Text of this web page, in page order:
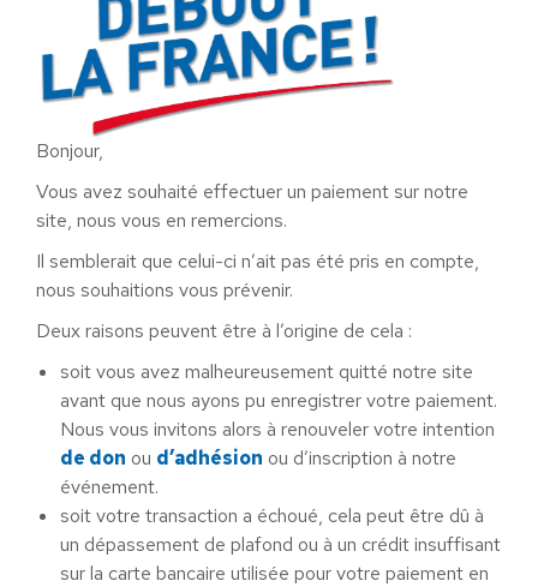
Bonjour,
Vous avez souhaité effectuer un paiement sur notre
site, nous vous en remercions.
Il semblerait que celui-ci n’ait pas été pris en compte,
nous souhaitions vous prévenir.
Deux raisons peuvent être à l’origine de cela :
soit vous avez malheureusement quitté notre site
avant que nous ayons pu enregistrer votre paiement.
Nous vous invitons alors à renouveler votre intention
de don ou d’adhésion ou d’inscription à notre
événement.
soit votre transaction a échoué, cela peut être dû à
un dépassement de plafond ou à un crédit insuffisant
sur la carte bancaire utilisée pour votre paiement en